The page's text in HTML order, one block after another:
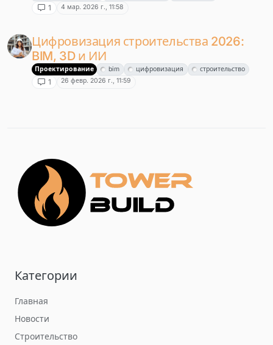
1 4 мар. 2026 г., 11:58
Цифровизация строительства 2026:
BIM, 3D и ИИ
Проектирование bim цифровизация строительство
1 26 февр. 2026 г., 11:59
Категории
Главная
Новости
Строительство